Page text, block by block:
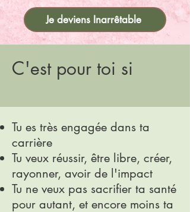
Je deviens Inarrêtable
C'est pour toi si
Tu es très engagée dans ta
carrière
Tu veux réussir, être libre, créer,
rayonner, avoir de l'impact
Tu ne veux pas sacrifier ta santé
pour autant, et encore moins ta